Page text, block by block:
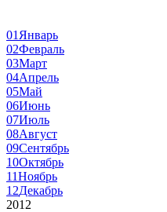
01 Январь
02Февраль
03Март
04Апрель
05Май
06Июнь
07Июль
08Август
09Сентябрь
10Октябрь
11Ноябрь
12Декабрь
2012